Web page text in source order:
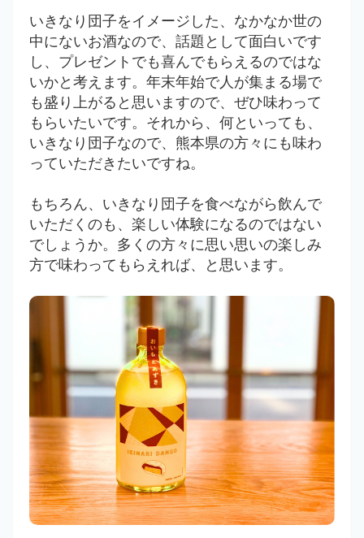
いきなり団子をイメージした、なかなか世の
中にないお酒なので、話題として面白いです
し、プレゼントでも喜んでもらえるのではな
いかと考えます。年末年始で人が集まる場で
も盛り上がると思いますので、ぜひ味わって
もらいたいです。それから、何といっても、
いきなり団子なので、熊本県の方々にも味わ
っていただきたいですね。
もちろん、いきなり団子を食べながら飲んで
いただくのも、楽しい体験になるのではない
でしょうか。多くの方々に思い思いの楽しみ
方で味わってもらえれば、と思います。